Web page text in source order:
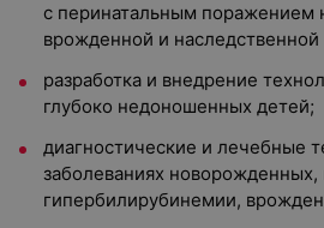
с перинатальным поражением
врожденной и наследственной
разработка и внедрение
глубоко недоношенных детей;
диагностические и лечебные
заболеваниях новорожденных,
гипербилирубинемии,